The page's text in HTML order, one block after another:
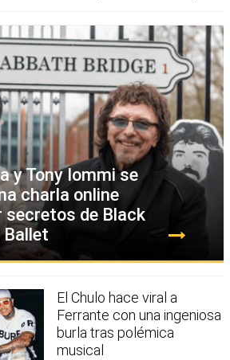
y Tony Iommi se
charla online
secretos de Black
Ballet
El Chulo hace viral a
Ferrante con una ingeniosa
burla tras polémica
musical